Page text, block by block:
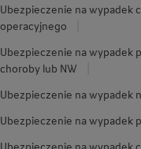
Ubezpieczenie na wypadek
operacyjnego
Ubezpieczenie na wypadek
choroby lub NW
Ubezpieczenie na wypadek
Ubezpieczenie na wypadek
Ubezpieczenie na wypadek